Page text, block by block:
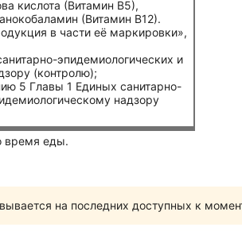
кислота (Витамин В5),
(Витамин В12).
в части её маркировки»,
эпидемиологических и
(контролю);
5 Главы 1 Единых санитарно-
надзору
время еды.
на последних доступных к